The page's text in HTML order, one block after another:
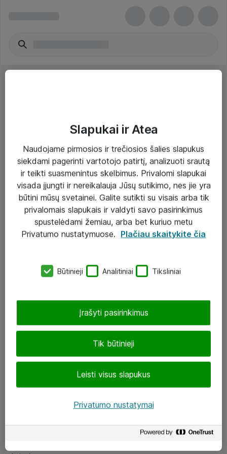
Paslaugos
Sprendimai
Įgyvendinti projektai
Atea ekspertų patarimai verslui
eShop@atea.lt
LinkedIn
Slapukai ir Atea
Naudojame pirmosios ir trečiosios šalies slapukus
siekdami pagerinti vartotojo patirtį, analizuoti srautą
ir teikti suasmenintus skelbimus. Privalomi slapukai
visada įjungti ir nereikalauja Jūsų sutikimo, nes jie yra
būtini mūsų svetainei. Galite sutikti su visais arba tik
privalomais slapukais ir valdyti savo pasirinkimus
spustelėdami žemiau, arba bet kuriuo metu
Privatumo nustatymuose. Plačiau skaitykite čia
Būtinieji Analitiniai Tiksliniai
Tik būtinieji
Leisti visus slapukus
Įrašyti pasirinkimus
Privatumo nustatymai